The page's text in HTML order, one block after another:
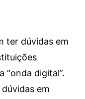
ter dúvidas em
“onda digital”.
em